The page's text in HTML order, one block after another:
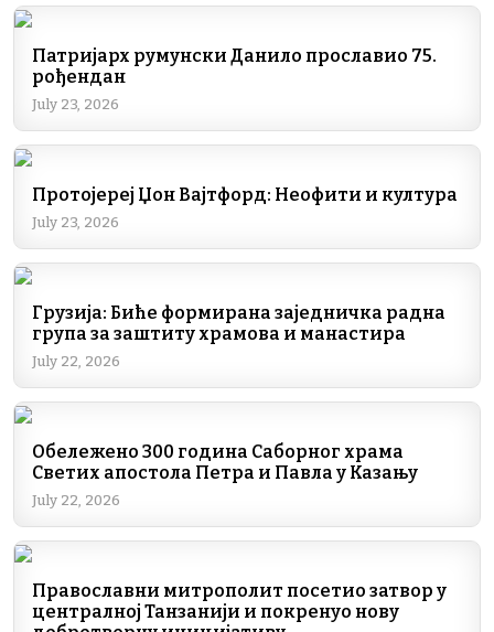
Патријарх румунски Данило прославио 75.
рођендан
July 23, 2026
Протојереј Џон Вајтфорд: Неофити и култура
July 23, 2026
Грузија: Биће формирана заједничка радна
група за заштиту храмова и манастира
July 22, 2026
Обележено 300 година Саборног храма
Светих апостола Петра и Павла у Казању
July 22, 2026
Православни митрополит посетио затвор у
централној Танзанији и покренуо нову